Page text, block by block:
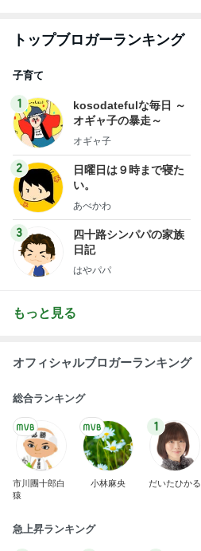
トップブロガーランキング
子育て
1
kosodatefulな毎日 ～
オギャ子の暴走～
オギャ子
2
日曜日は９時まで寝た
い。
あべかわ
3
四十路シンパパの家族
日記
はやパパ
もっと見る
オフィシャルブロガーランキング
総合ランキング
市川團十郎白
猿
小林麻央
1
だいたひかる
急上昇ランキング